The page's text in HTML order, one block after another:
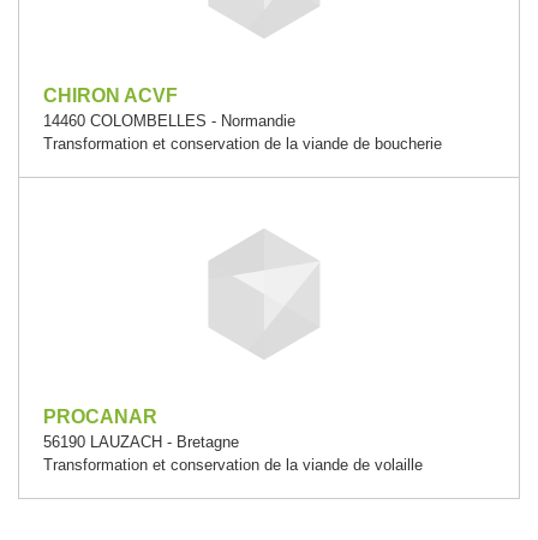
CHIRON ACVF
14460 COLOMBELLES - Normandie
Transformation et conservation de la viande de boucherie
PROCANAR
56190 LAUZACH - Bretagne
Transformation et conservation de la viande de volaille